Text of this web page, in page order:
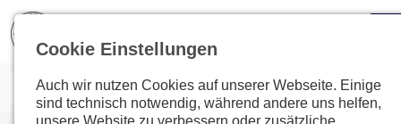
Cookie Einstellungen
Auch wir nutzen Cookies auf unserer Webseite. Einige
sind technisch notwendig, während andere uns helfen,
unsere Website zu verbessern oder zusätzliche